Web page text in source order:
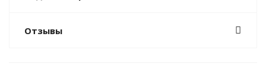
Отзывы